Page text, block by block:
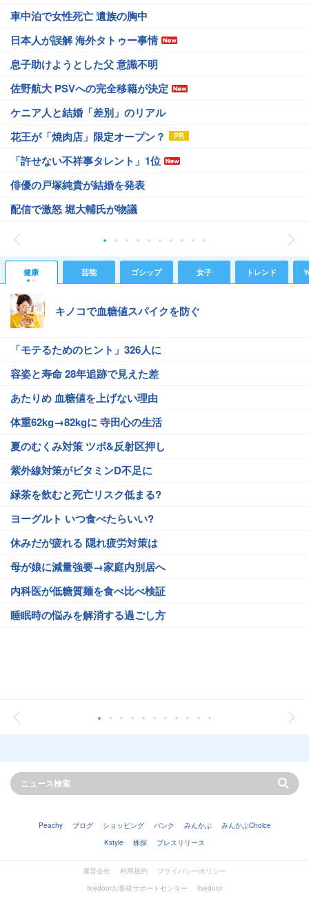
車中泊で女性死亡 遺族の胸中
日本人が誤解 海外タトゥー事情
息子助けようとした父 意識不明
佐野航大 PSVへの完全移籍が決定
ケニア人と結婚「差別」のリアル
花王が「焼肉店」限定オープン？
「許せない不祥事タレント」1位
俳優の戸塚純貴が結婚を発表
配信で激怒 堀大輔氏が物議
健康 芸能 ゴシップ 女子 トレンド
キノコで血糖値スパイクを防ぐ
「モテるためのヒント」326人に
容姿と寿命 28年追跡で見えた差
あたりめ 血糖値を上げない理由
体重62kg→82kgに 寺田心の生活
夏のむくみ対策 ツボ&反射区押し
紫外線対策がビタミンD不足に
緑茶を飲むと死亡リスク低まる?
ヨーグルト いつ食べたらいい?
休みだが疲れる 隠れ疲労対策は
母が娘に減量強要→家庭内別居へ
内科医が低糖質麺を食べ比べ検証
睡眠時の悩みを解消する過ごし方
Peachy ブログ ショッピング バンク みんかぶ
みんかぶChoice
Kstyle
株探 プレスリリース
運営会社 利用規約
プライバシーポリシー
livedoorお客様サポートセンター
livedoor